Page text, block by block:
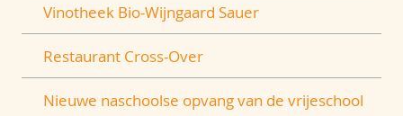
Vinotheek Bio-Wijngaard Sauer
Restaurant Cross-Over
Nieuwe naschoolse opvang van de vrijeschool